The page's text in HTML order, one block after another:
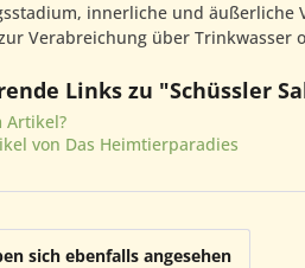
innerliche und äußerliche
Verabreichung über Trinkwasser
Links zu "Schüssler
Artikel?
von Das Heimtierparadies
sich ebenfalls angesehen